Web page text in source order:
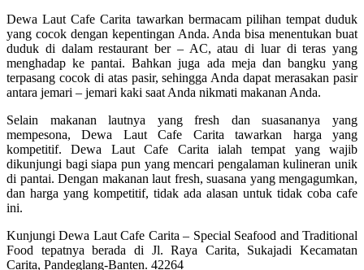
Dewa Laut Cafe Carita tawarkan bermacam pilihan tempat duduk
yang cocok dengan kepentingan Anda. Anda bisa menentukan buat
duduk di dalam restaurant ber – AC, atau di luar di teras yang
menghadap ke pantai. Bahkan juga ada meja dan bangku yang
terpasang cocok di atas pasir, sehingga Anda dapat merasakan pasir
antara jemari – jemari kaki saat Anda nikmati makanan Anda.
Selain makanan lautnya yang fresh dan suasananya yang
mempesona, Dewa Laut Cafe Carita tawarkan harga yang
kompetitif. Dewa Laut Cafe Carita ialah tempat yang wajib
dikunjungi bagi siapa pun yang mencari pengalaman kulineran unik
di pantai. Dengan makanan laut fresh, suasana yang mengagumkan,
dan harga yang kompetitif, tidak ada alasan untuk tidak coba cafe
ini.
Kunjungi Dewa Laut Cafe Carita – Special Seafood and Traditional
Food tepatnya berada di Jl. Raya Carita, Sukajadi Kecamatan
Carita, Pandeglang-Banten. 42264